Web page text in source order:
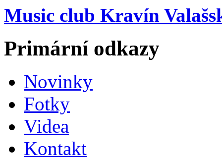
Music club Kravín
Primární odkazy
Novinky
Fotky
Videa
Kontakt